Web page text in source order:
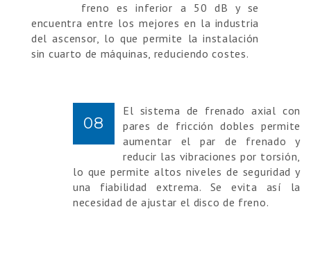
freno es inferior a 50 dB y se
encuentra entre los mejores en la industria
del ascensor, lo que permite la instalación
sin cuarto de máquinas, reduciendo costes.
08
El sistema de frenado axial con
pares de fricción dobles permite
aumentar el par de frenado y
reducir las vibraciones por torsión,
lo que permite altos niveles de seguridad y
una fiabilidad extrema. Se evita así la
necesidad de ajustar el disco de freno.